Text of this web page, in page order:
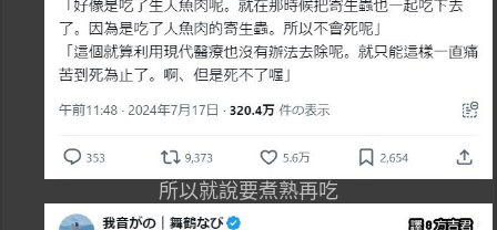
所以就說要煮熟再吃